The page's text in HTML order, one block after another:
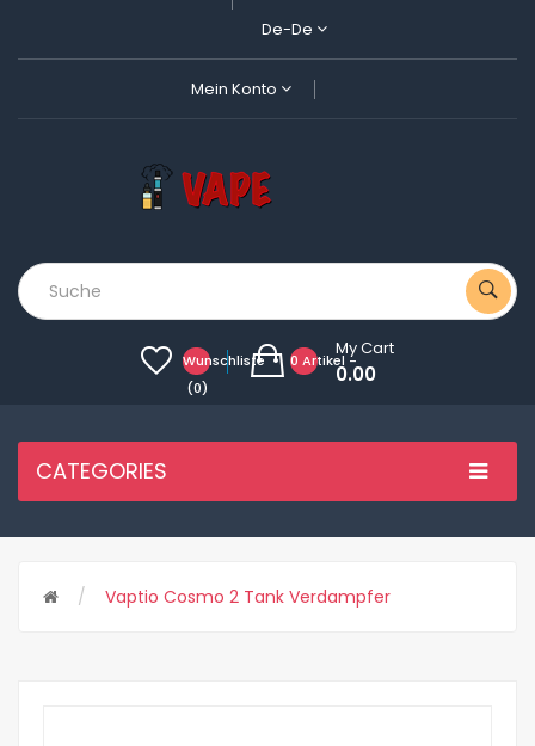
De-De
Mein Konto
Wunschliste
(0)
0 Artikel -
My Cart
0.00
CATEGORIES
Vaptio Cosmo 2 Tank Verdampfer